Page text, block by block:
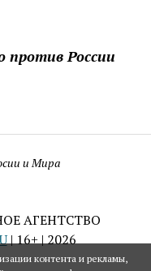
против России
и Мира
АГЕНТСТВО
| 16+ | 2026
контента и рекламы,